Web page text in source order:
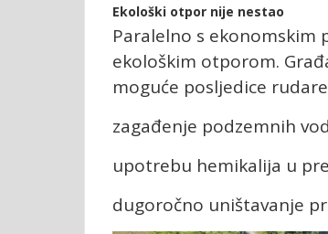
Ekološki otpor nije nestao
Paralelno s ekonomskim
ekološkim otporom.
moguće posljedice
zagađenje podzemnih
upotrebu hemikalija u
dugoročno uništavanje